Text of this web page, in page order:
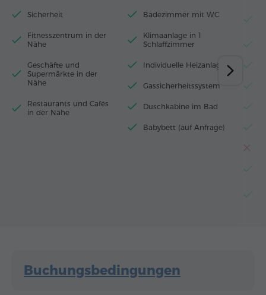
Sicherheit
Fitnesszentrum in der
Nähe
Geschäfte und
Supermärkte in der
Nähe
Restaurants und Cafés
in der Nähe
Badezimmer mit WC
Klimaanlage in 1
Schlaffzimmer
Individuelle Heizanlage
Gassicherheitssystem
Duschkabine im Bad
Babybett (auf Anfrage)
Buchungsbedingungen